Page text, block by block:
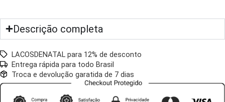
Descrição completa
LACOSDENATAL para 12% de desconto
Entrega rápida para todo Brasil
Troca e devolução garatida de 7 dias